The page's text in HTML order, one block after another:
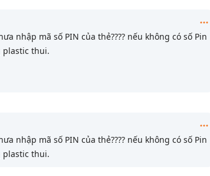
nhập mã số PIN của thẻ???? nếu không có số Pin
plastic thui.
nhập mã số PIN của thẻ???? nếu không có số Pin
plastic thui.